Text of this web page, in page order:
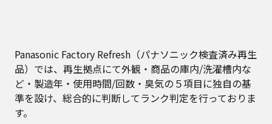
Panasonic Factory Refresh（パナソニック検査済み再生
品）では、再生拠点にて外観・商品の庫内/洗濯槽内な
ど・製造年・使用時間/回数・臭気の５項目に独自の基
準を設け、総合的に判断してランク判定を行っておりま
す。